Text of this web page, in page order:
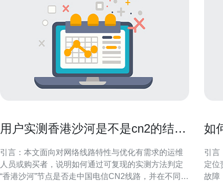
用户实测香港沙河是不是cn2的结果
引言：本文面向对网络线路特性与优化有需求的运维
人员或购买者，说明如何通过可复现的实测方法判定
“香港沙河”节点是否走中国电信CN2线路，并在不同判
如
引言
定位
故障